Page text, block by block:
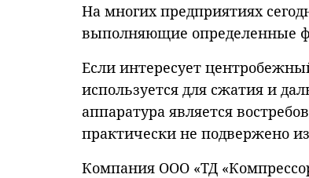
На многих предприятиях
выполняющие определенные
Если интересует
используется для сжатия и
аппаратура является
практически не подвержено
Компания ООО «ТД